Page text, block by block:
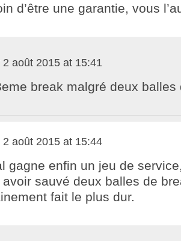
d’être une garantie, vous
2 août 2015 at 15:41
break malgré deux balles
2 août 2015 at 15:44
gagne enfin un jeu de
sauvé deux balles de
fait le plus dur.